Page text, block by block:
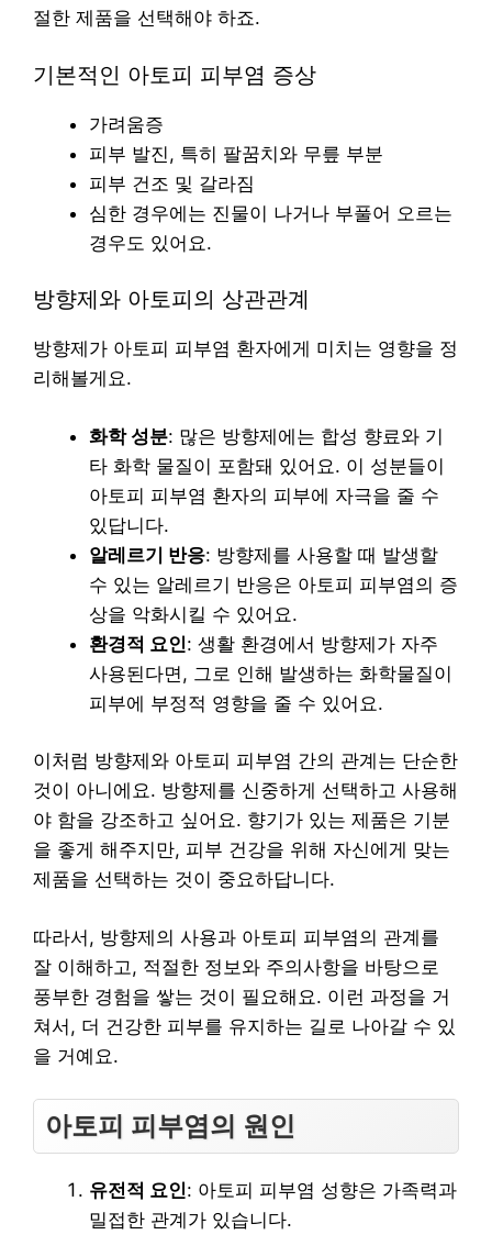
절한 제품을 선택해야 하죠.
기본적인 아토피 피부염 증상
가려움증
피부 발진, 특히 팔꿈치와 무릎 부분
피부 건조 및 갈라짐
심한 경우에는 진물이 나거나 부풀어 오르는
경우도 있어요.
방향제와 아토피의 상관관계
방향제가 아토피 피부염 환자에게 미치는 영향을 정
리해볼게요.
화학 성분: 많은 방향제에는 합성 향료와 기
타 화학 물질이 포함돼 있어요. 이 성분들이
아토피 피부염 환자의 피부에 자극을 줄 수
있답니다.
알레르기 반응: 방향제를 사용할 때 발생할
수 있는 알레르기 반응은 아토피 피부염의 증
상을 악화시킬 수 있어요.
환경적 요인: 생활 환경에서 방향제가 자주
사용된다면, 그로 인해 발생하는 화학물질이
피부에 부정적 영향을 줄 수 있어요.
이처럼 방향제와 아토피 피부염 간의 관계는 단순한
것이 아니에요. 방향제를 신중하게 선택하고 사용해
야 함을 강조하고 싶어요. 향기가 있는 제품은 기분
을 좋게 해주지만, 피부 건강을 위해 자신에게 맞는
제품을 선택하는 것이 중요하답니다.
따라서, 방향제의 사용과 아토피 피부염의 관계를
잘 이해하고, 적절한 정보와 주의사항을 바탕으로
풍부한 경험을 쌓는 것이 필요해요. 이런 과정을 거
쳐서, 더 건강한 피부를 유지하는 길로 나아갈 수 있
을 거예요.
아토피 피부염의 원인
유전적 요인: 아토피 피부염 성향은 가족력과
밀접한 관계가 있습니다.